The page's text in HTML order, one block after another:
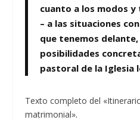
cuanto a los modos
– a las situaciones
que tenemos delante,
posibilidades
pastoral de la Iglesia
Texto completo del
matrimonial».